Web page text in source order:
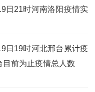
日21时河南洛阳疫情实
日19时河北邢台累计疫
目前为止疫情总人数